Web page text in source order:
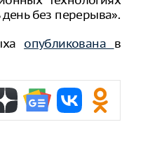
без перерыва».
опубликована в